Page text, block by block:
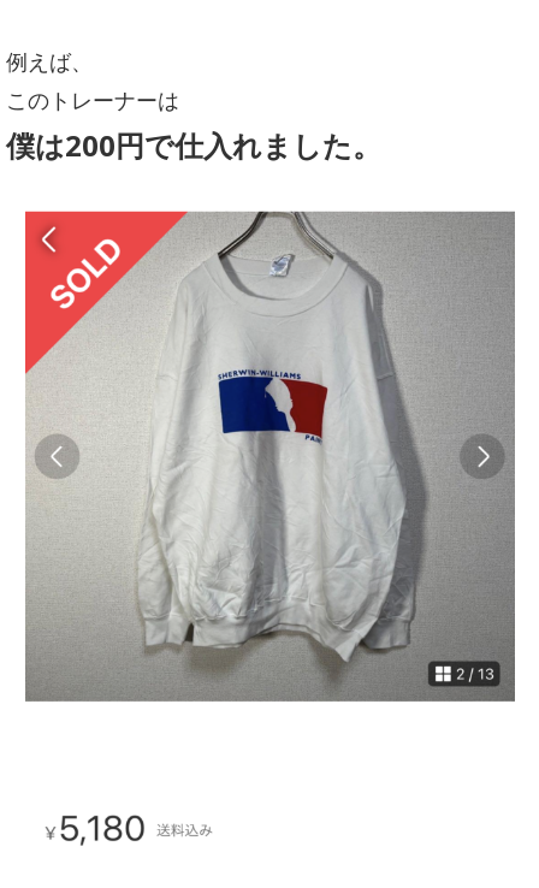
例えば、
このトレーナーは
僕は200円で仕入れました。